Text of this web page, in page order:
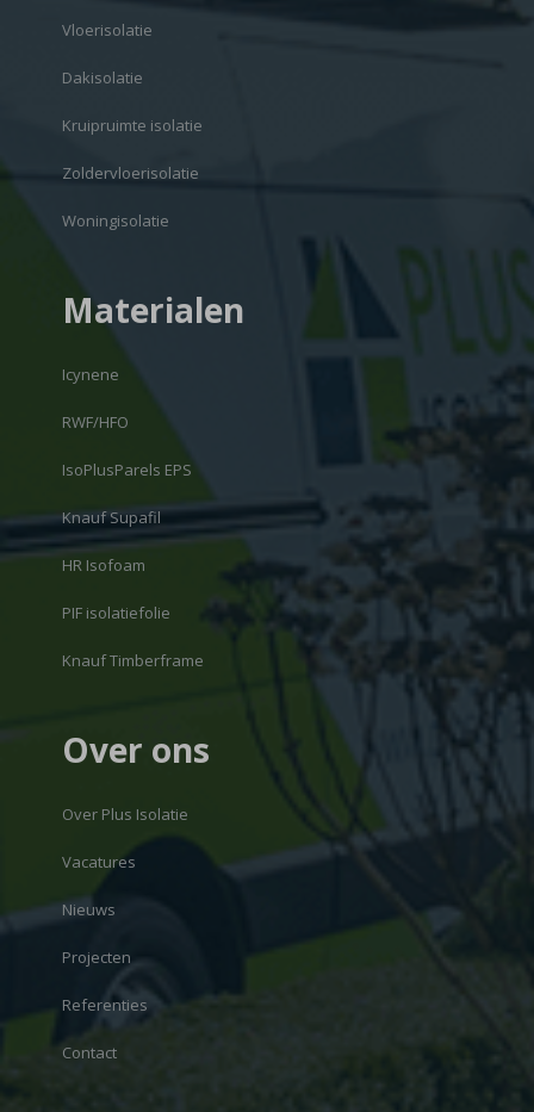
Vloerisolatie
Dakisolatie
Kruipruimte isolatie
Zoldervloerisolatie
Woningisolatie
Materialen
Icynene
RWF/HFO
IsoPlusParels EPS
Knauf Supafil
HR Isofoam
PIF isolatiefolie
Knauf Timberframe
Over ons
Over Plus Isolatie
Vacatures
Nieuws
Projecten
Referenties
Contact